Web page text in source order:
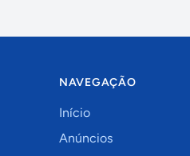
NAVEGAÇÃO
Início
Anúncios